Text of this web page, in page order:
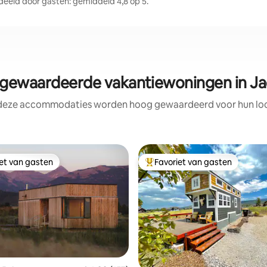
vakantiewoningen in
accommodaties worden hoog gewaardeerd voor hun
van gasten
van gasten Topfavoriet van gasten
Favoriet van gasten